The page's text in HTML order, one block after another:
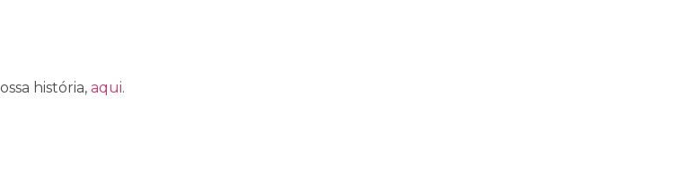
história, aqui.